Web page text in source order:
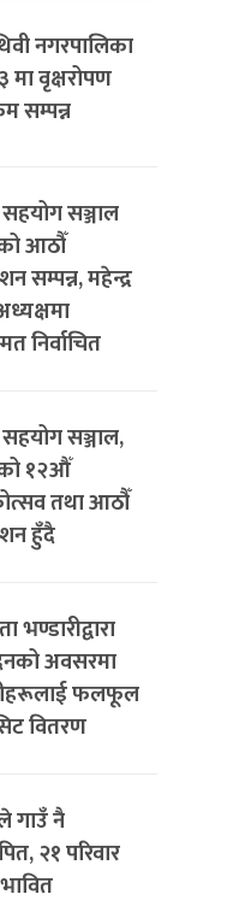
नगरपालिका
मा वृक्षरोपण
सम्पन्न
सञ्जाल
आठौँ
सम्पन्न, महेन्द्र
निर्वाचित
सञ्जाल,
१२औँ
तथा आठौँ
हुँदै
भण्डारीद्वारा
अवसरमा
फलफूल
वितरण
गाउँ नै
२१ परिवार